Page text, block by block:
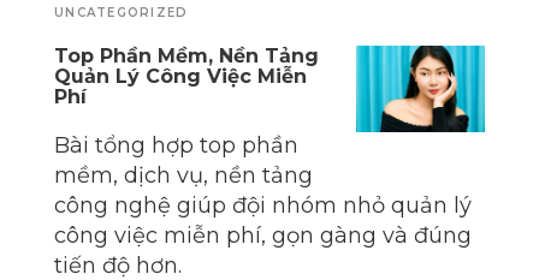
UNCATEGORIZED
Top Phần Mềm, Nền Tảng
Quản Lý Công Việc Miễn
Phí
Bài tổng hợp top phần
mềm, dịch vụ, nền tảng
công nghệ giúp đội nhóm nhỏ quản lý
công việc miễn phí, gọn gàng và đúng
tiến độ hơn.